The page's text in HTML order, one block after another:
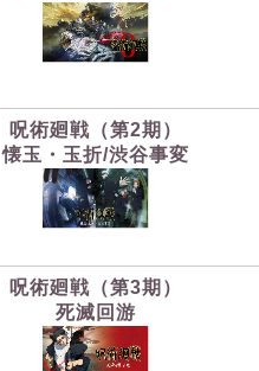
呪術廻戦（第2期）
懐玉・玉折/渋谷事変
呪術廻戦（第3期）
死滅回游